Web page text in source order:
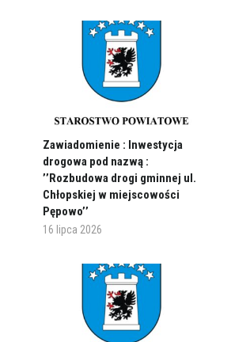
Zawiadomienie : Inwestycja
drogowa pod nazwą :
’’Rozbudowa drogi gminnej ul.
Chłopskiej w miejscowości
Pępowo’’
16 lipca 2026